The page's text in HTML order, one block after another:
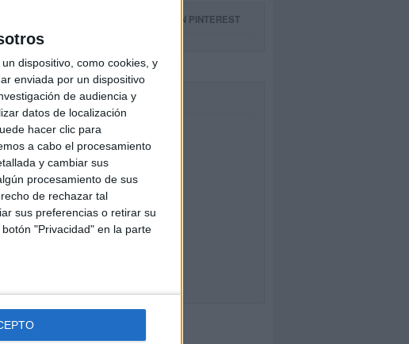
dispositivo, como cookies, y
enviada por un dispositivo
de audiencia y
datos de localización
hacer clic para
a cabo el procesamiento
y cambiar sus
procesamiento de sus
de rechazar tal
sus preferencias o retirar su
"Privacidad" en la parte
SIGUE NUESTROS TABLEROS EN PINTEREST
FACEBOOK